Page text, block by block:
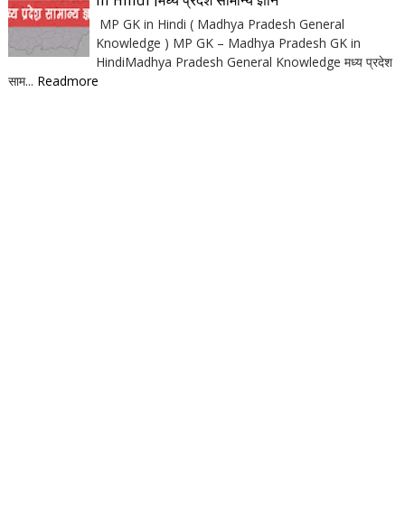
MP GK in Hindi ( Madhya Pradesh General
Knowledge ) MP GK – Madhya Pradesh GK in
HindiMadhya Pradesh General Knowledge मध्य प्रदेश
साम... Readmore